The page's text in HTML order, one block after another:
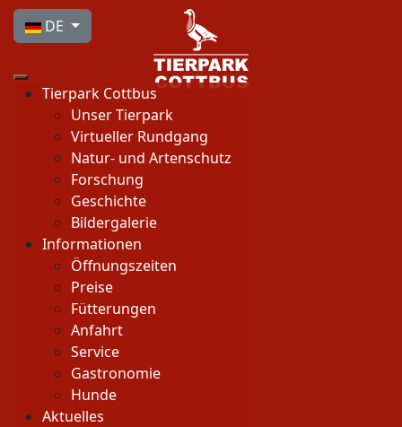
Sprache auswählen
DE
Tierpark Cottbus
Unser Tierpark
Virtueller Rundgang
Natur- und Artenschutz
Forschung
Geschichte
Bildergalerie
Informationen
Öffnungszeiten
Preise
Fütterungen
Anfahrt
Service
Gastronomie
Hunde
Aktuelles